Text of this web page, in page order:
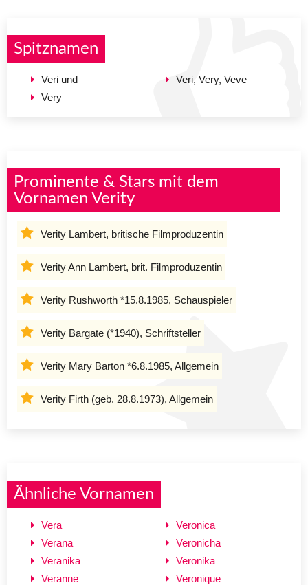
Spitznamen
Veri und
Very
Veri, Very, Veve
Prominente & Stars mit dem
Vornamen Verity
Verity Lambert, britische Filmproduzentin
Verity Ann Lambert, brit. Filmproduzentin
Verity Rushworth *15.8.1985, Schauspieler
Verity Bargate (*1940), Schriftsteller
Verity Mary Barton *6.8.1985, Allgemein
Verity Firth (geb. 28.8.1973), Allgemein
Ähnliche Vornamen
Vera
Verana
Veranika
Veranne
Veronica
Veronicha
Veronika
Veronique